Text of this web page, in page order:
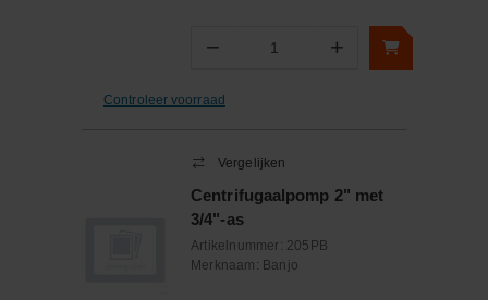
− Aantal +
Controleer voorraad
Vergelijken
Centrifugaalpomp 2" met
3/4"-as
Artikelnummer: 205PB
Merknaam: Banjo